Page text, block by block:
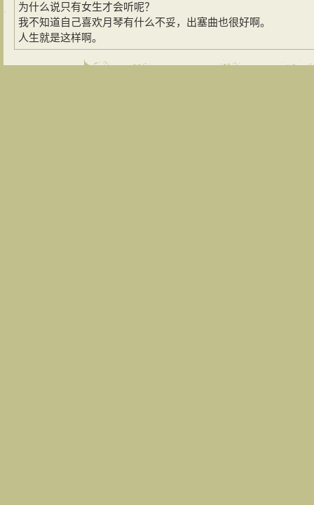
为什么说只有女生才会听呢？
我不知道自己喜欢月琴有什么不妥，出塞曲也很好啊。
人生就是这样啊。